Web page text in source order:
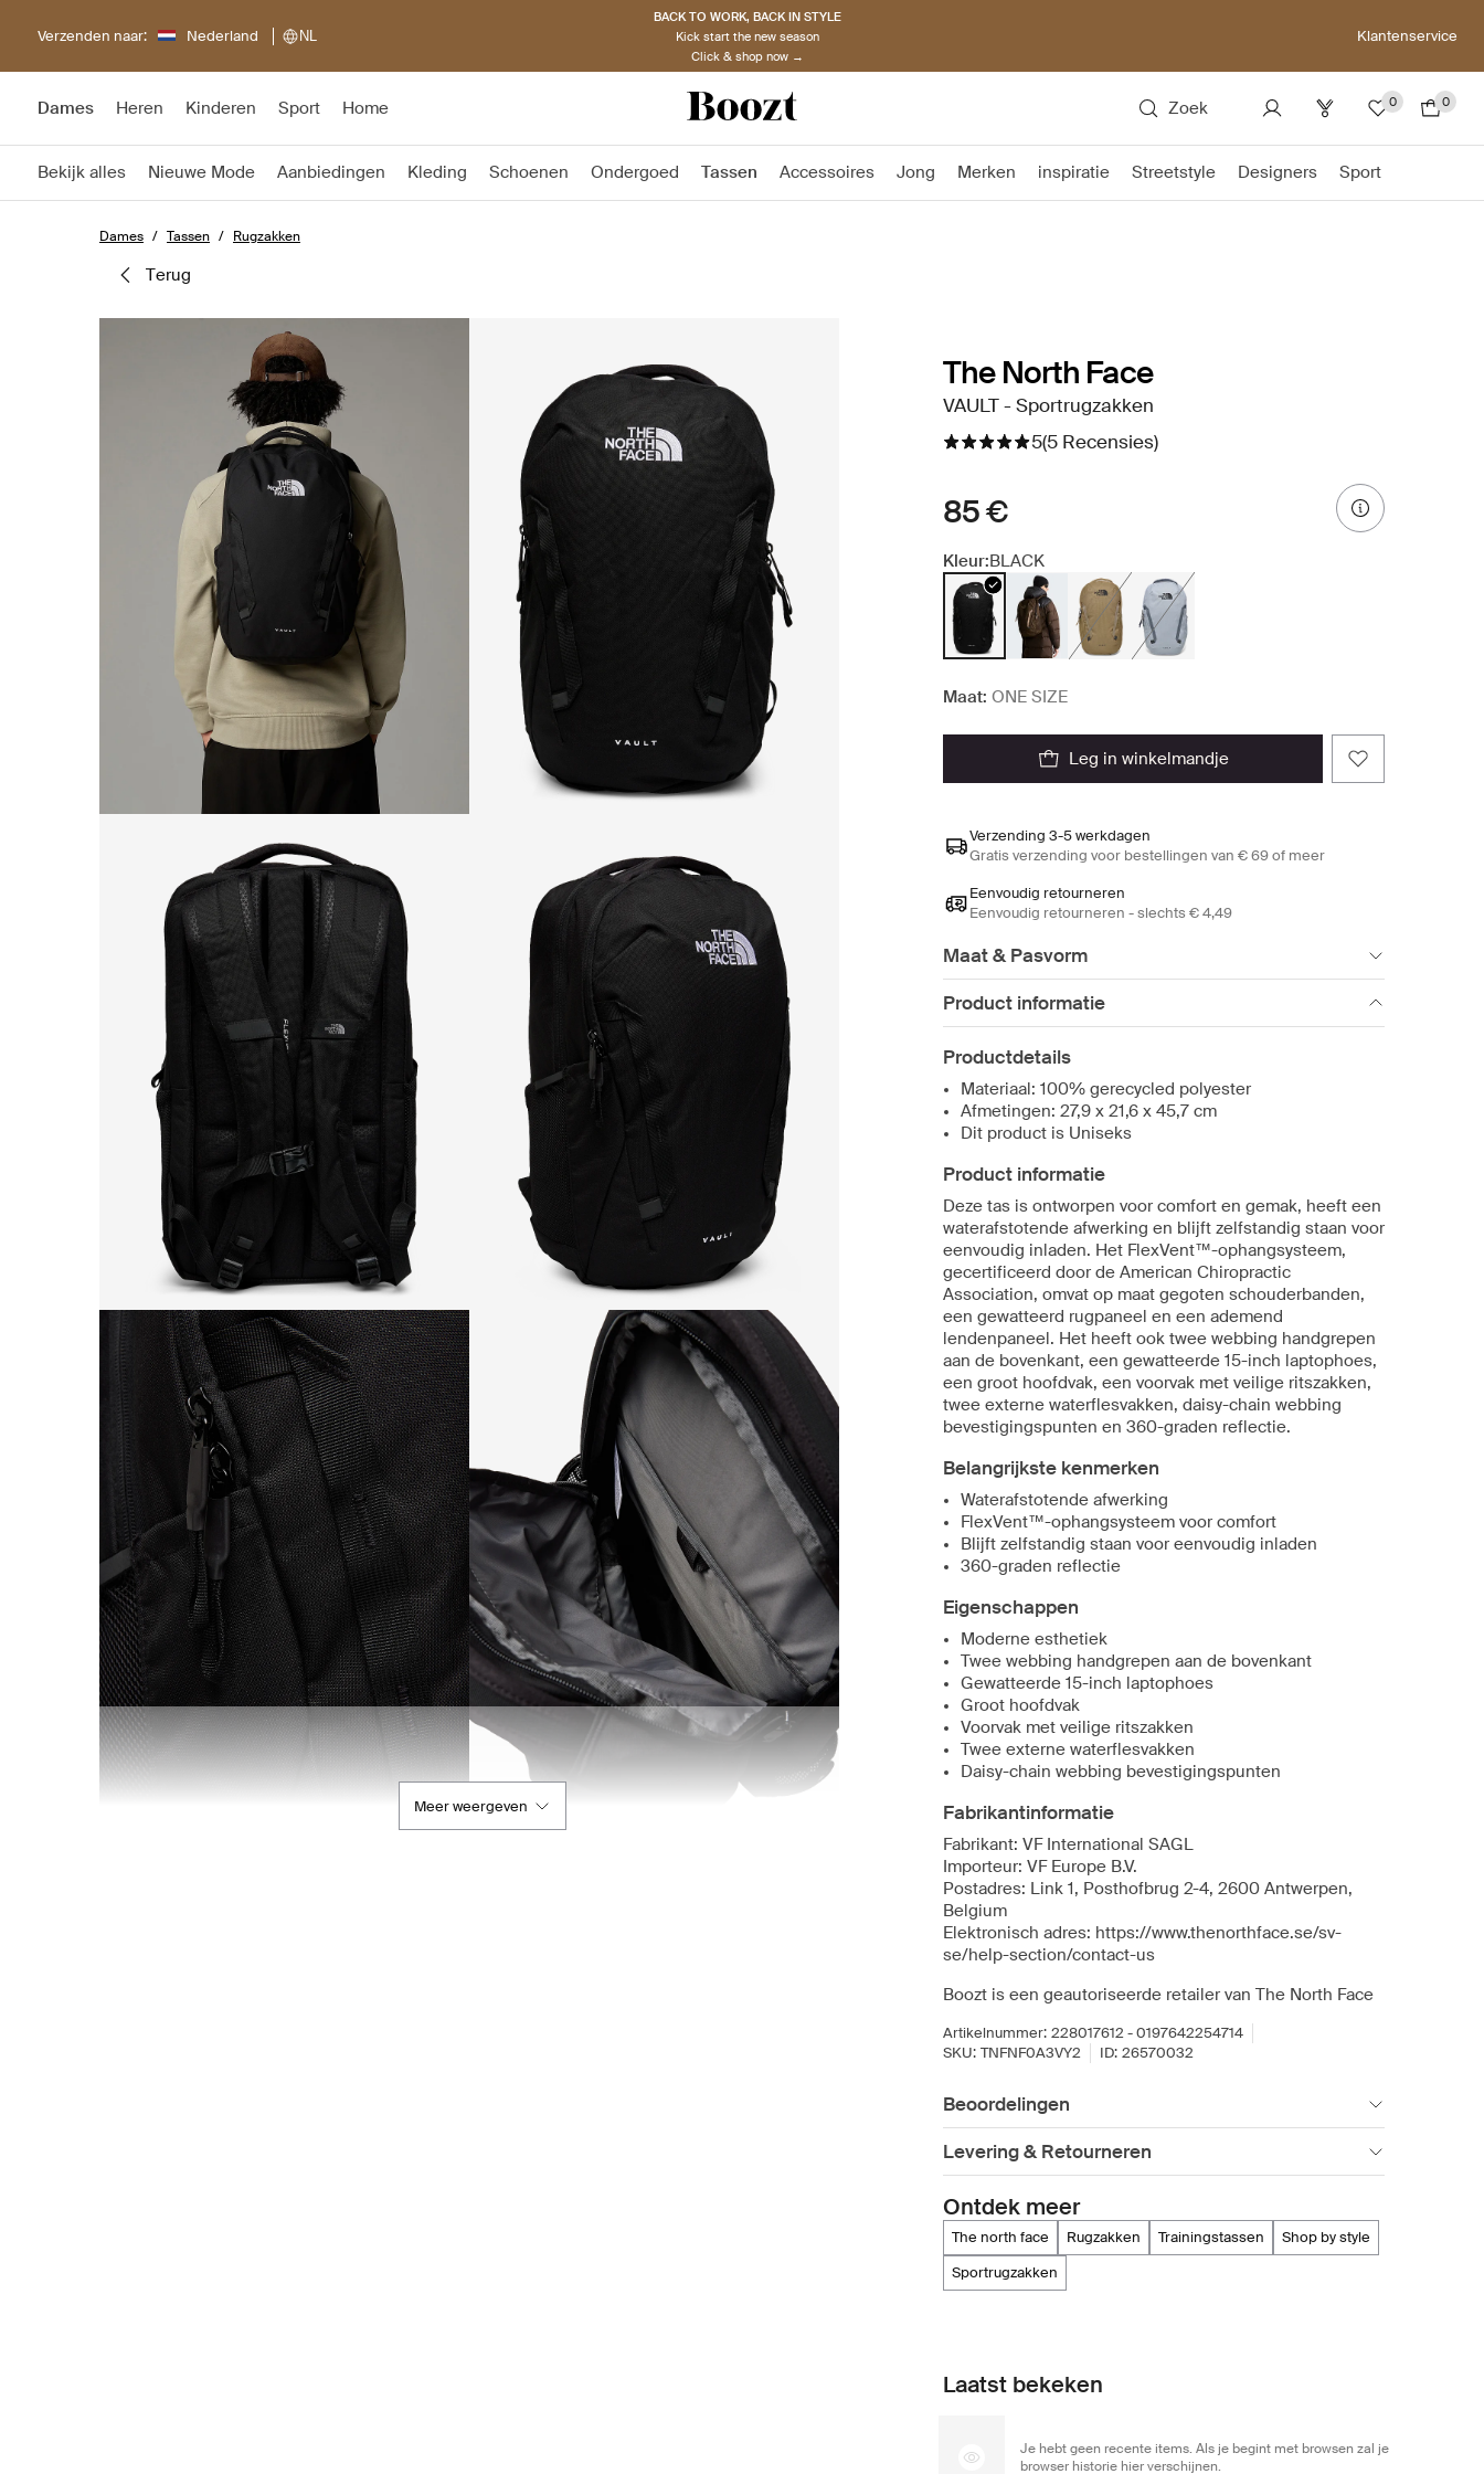
Verzenden naar: Nederland NL
BACK TO WORK, BACK IN STYLE
Kick start the new season
Click & shop now →
Klantenservice
Dames Heren Kinderen Sport Home Zoek 0 0
Bekijk alles Nieuwe Mode Aanbiedingen Kleding Schoenen Ondergoed Tassen Accessoires Jong Merken inspiratie Streetstyle Designers Sport
Dames Tassen Rugzakken
terug
Meer weergeven
The North Face
VAULT - Sportrugzakken
5(5 Recensies)
85 €
Kleur:BLACK
Maat: ONE SIZE
leg in winkelmandje
Verzending 3-5 werkdagen
Gratis verzending voor bestellingen van € 69 of meer
Eenvoudig retourneren
Eenvoudig retourneren - slechts € 4,49
Maat & Pasvorm
Product informatie
Productdetails
Materiaal: 100% gerecycled polyester
Afmetingen: 27,9 x 21,6 x 45,7 cm
Dit product is Uniseks
Product informatie
Deze tas is ontworpen voor comfort en gemak, heeft een
waterafstotende afwerking en blijft zelfstandig staan voor
eenvoudig inladen. Het FlexVent™-ophangsysteem,
gecertificeerd door de American Chiropractic
Association, omvat op maat gegoten schouderbanden,
een gewatteerd rugpaneel en een ademend
lendenpaneel. Het heeft ook twee webbing handgrepen
aan de bovenkant, een gewatteerde 15-inch laptophoes,
een groot hoofdvak, een voorvak met veilige ritszakken,
twee externe waterflesvakken, daisy-chain webbing
bevestigingspunten en 360-graden reflectie.
Belangrijkste kenmerken
Waterafstotende afwerking
FlexVent™-ophangsysteem voor comfort
Blijft zelfstandig staan voor eenvoudig inladen
360-graden reflectie
Eigenschappen
Moderne esthetiek
Twee webbing handgrepen aan de bovenkant
Gewatteerde 15-inch laptophoes
Groot hoofdvak
Voorvak met veilige ritszakken
Twee externe waterflesvakken
Daisy-chain webbing bevestigingspunten
Fabrikantinformatie
Fabrikant: VF International SAGL
Importeur: VF Europe B.V.
Postadres: Link 1, Posthofbrug 2-4, 2600 Antwerpen,
Belgium
Elektronisch adres: https://www.thenorthface.se/sv-
se/help-section/contact-us
Boozt is een geautoriseerde retailer van The North Face
Artikelnummer: 228017612 - 0197642254714
SKU: TNFNF0A3VY2 ID: 26570032
Beoordelingen
Levering & Retourneren
Ontdek meer
the north face rugzakken trainingstassen
shop by style
sportrugzakken
Laatst bekeken
Je hebt geen recente items. Als je begint met browsen zal je
browser historie hier verschijnen.